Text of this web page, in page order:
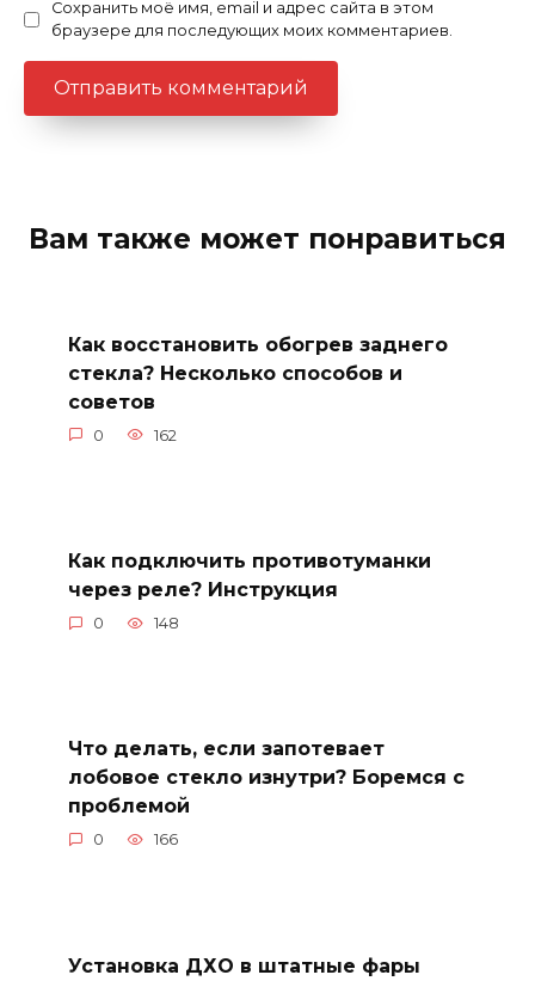
Сохранить моё имя, email и адрес сайта в этом
браузере для последующих моих комментариев.
Вам также может понравиться
Как восстановить обогрев заднего
стекла? Несколько способов и
советов
0 162
Как подключить противотуманки
через реле? Инструкция
0 148
Что делать, если запотевает
лобовое стекло изнутри? Боремся с
проблемой
0 166
Установка ДХО в штатные фары